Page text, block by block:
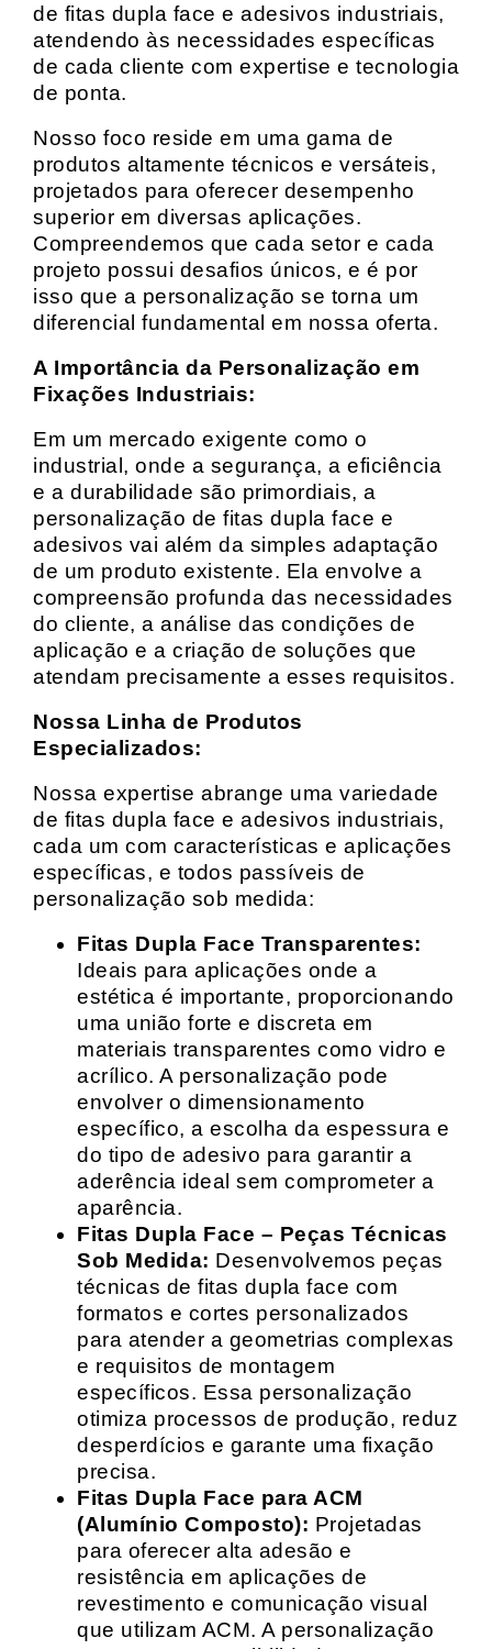
de fitas dupla face e adesivos industriais,
atendendo às necessidades específicas
de cada cliente com expertise e tecnologia
de ponta.
Nosso foco reside em uma gama de
produtos altamente técnicos e versáteis,
projetados para oferecer desempenho
superior em diversas aplicações.
Compreendemos que cada setor e cada
projeto possui desafios únicos, e é por
isso que a personalização se torna um
diferencial fundamental em nossa oferta.
A Importância da Personalização em
Fixações Industriais:
Em um mercado exigente como o
industrial, onde a segurança, a eficiência
e a durabilidade são primordiais, a
personalização de fitas dupla face e
adesivos vai além da simples adaptação
de um produto existente. Ela envolve a
compreensão profunda das necessidades
do cliente, a análise das condições de
aplicação e a criação de soluções que
atendam precisamente a esses requisitos.
Nossa Linha de Produtos
Especializados:
Nossa expertise abrange uma variedade
de fitas dupla face e adesivos industriais,
cada um com características e aplicações
específicas, e todos passíveis de
personalização sob medida:
Fitas Dupla Face Transparentes:
Ideais para aplicações onde a
estética é importante, proporcionando
uma união forte e discreta em
materiais transparentes como vidro e
acrílico. A personalização pode
envolver o dimensionamento
específico, a escolha da espessura e
do tipo de adesivo para garantir a
aderência ideal sem comprometer a
aparência.
Fitas Dupla Face – Peças Técnicas
Sob Medida: Desenvolvemos peças
técnicas de fitas dupla face com
formatos e cortes personalizados
para atender a geometrias complexas
e requisitos de montagem
específicos. Essa personalização
otimiza processos de produção, reduz
desperdícios e garante uma fixação
precisa.
Fitas Dupla Face para ACM
(Alumínio Composto): Projetadas
para oferecer alta adesão e
resistência em aplicações de
revestimento e comunicação visual
que utilizam ACM. A personalização